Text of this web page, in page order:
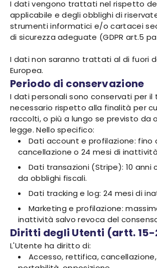
I dati vengono trattati nel rispetto
applicabile e degli obblighi di
strumenti informatici e/o cartacei
di sicurezza adeguate (GDPR art.5
I dati non saranno trattati al di fuori
Europea.
Periodo di conservazione
I dati personali sono conservati per il
necessario rispetto alla finalità per
raccolti, o più a lungo se previsto da
legge. Nello specifico:
Dati account e profilazione: fino
cancellazione o 24 mesi di
Dati transazioni (Stripe): 10 anni
da obblighi fiscali.
Dati tracking e log: 24 mesi di
Marketing e profilazione:
inattività salvo revoca del
Diritti degli Utenti (artt. 15-
L'Utente ha diritto di:
Accesso, rettifica,